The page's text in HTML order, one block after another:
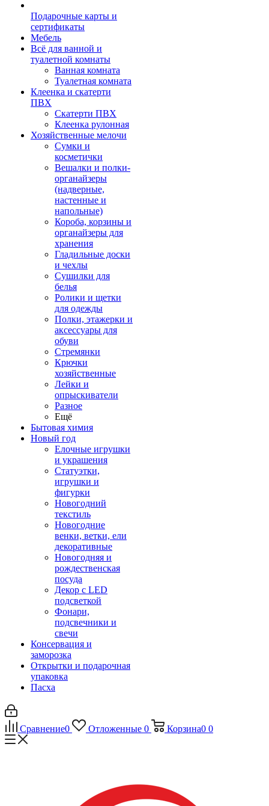
Подарочные карты и
сертификаты
Мебель
Всё для ванной и
туалетной комнаты
Ванная комната
Туалетная комната
Клеенка и скатерти
ПВХ
Скатерти ПВХ
Клеенка рулонная
Хозяйственные мелочи
Сумки и
косметички
Вешалки и полки-
органайзеры
(надверные,
настенные и
напольные)
Короба, корзины и
органайзеры для
хранения
Гладильные доски
и чехлы
Сушилки для
белья
Ролики и щетки
для одежды
Полки, этажерки и
аксессуары для
обуви
Стремянки
Крючки
хозяйственные
Лейки и
опрыскиватели
Разное
Ещё
Бытовая химия
Новый год
Елочные игрушки
и украшения
Статуэтки,
игрушки и
фигурки
Новогодний
текстиль
Новогодние
венки, ветки, ели
декоративные
Новогодняя и
рождественская
посуда
Декор с LED
подсветкой
Фонари,
подсвечники и
свечи
Консервация и
заморозка
Открытки и подарочная
упаковка
Пасха
Сравнение0 Отложенные 0 Корзина0 0